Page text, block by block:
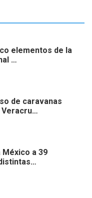
elementos de la
…
de caravanas
México a 39